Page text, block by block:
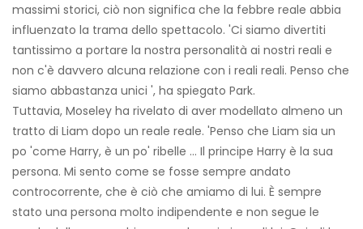
massimi storici, ciò non significa che la febbre reale abbia
influenzato la trama dello spettacolo. 'Ci siamo divertiti
tantissimo a portare la nostra personalità ai nostri reali e
non c'è davvero alcuna relazione con i reali reali. Penso che
siamo abbastanza unici ', ha spiegato Park.
Tuttavia, Moseley ha rivelato di aver modellato almeno un
tratto di Liam dopo un reale reale. 'Penso che Liam sia un
po 'come Harry, è un po' ribelle ... Il principe Harry è la sua
persona. Mi sento come se fosse sempre andato
controcorrente, che è ciò che amiamo di lui. È sempre
stato una persona molto indipendente e non segue le